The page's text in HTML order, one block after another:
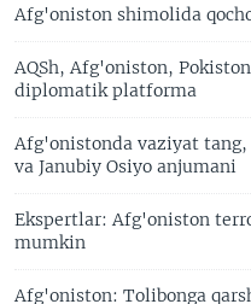
Afg'oniston shimolida
AQSh, Afg'oniston,
diplomatik platforma
Afg'onistonda vaziyat
va Janubiy Osiyo anjumani
Ekspertlar: Afg'oniston
mumkin
Afg'oniston: Tolibonga